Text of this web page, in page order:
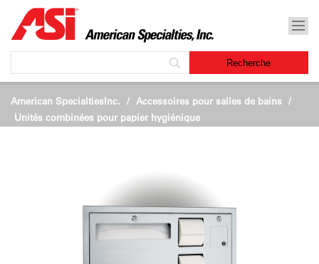
American SpecialtiesInc. Accessoires pour salles de bains /
Unités combinées pour papier hygiénique